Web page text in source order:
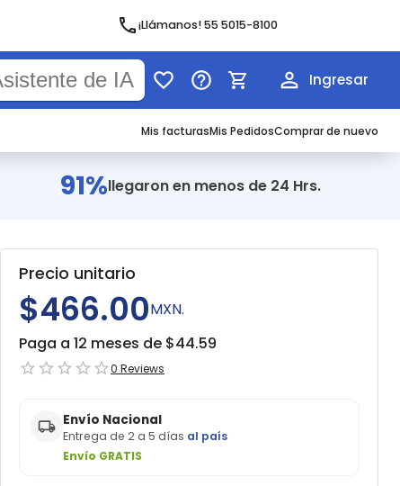
¡Llámanos! 55 5015-8100
Ingresar
Mis facturasMis PedidosComprar de nuevo
91%llegaron en menos de 24 Hrs.
Precio unitario
$466.00MXN.
Paga a 12 meses de $44.59
0 Reviews
Envío Nacional
Entrega de 2 a 5 días al país
Envío GRATIS